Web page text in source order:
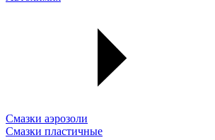
Смазки аэрозоли
Смазки пластичные